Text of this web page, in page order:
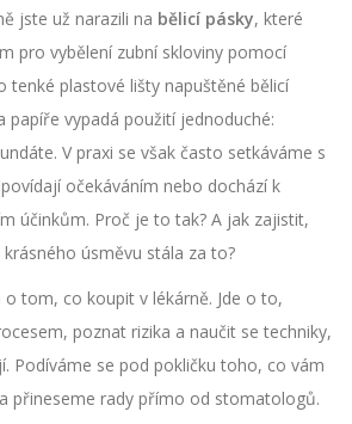
jste už narazili na bělicí pásky, které
pro vybělení zubní skloviny pomocí
tenké plastové lišty napuštěné bělicí
papíře vypadá použití jednoduché:
V praxi se však často setkáváme s
očekáváním nebo dochází k
účinkům. Proč je to tak? A jak zajistit,
úsměvu stála za to?
tom, co koupit v lékárně. Jde o to,
poznat rizika a naučit se techniky,
Podíváme se pod pokličku toho, co vám
přineseme rady přímo od stomatologů.